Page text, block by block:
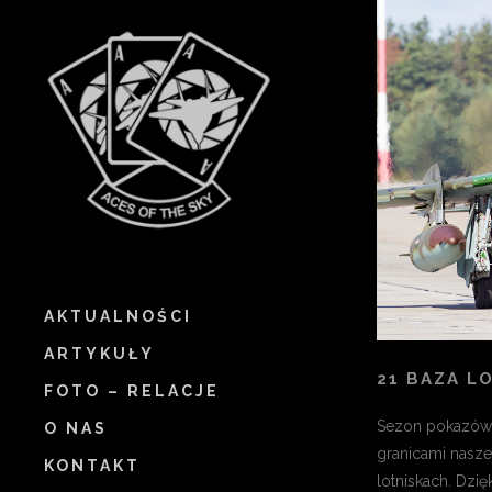
AKTUALNOŚCI
ARTYKUŁY
FOTO – RELACJE
O NAS
KONTAKT
21 BAZA
Sezon
granicami
lotniskach.